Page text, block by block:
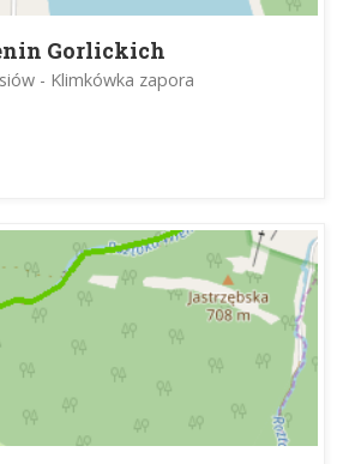
Gorlickich
- Klimkówka zapora